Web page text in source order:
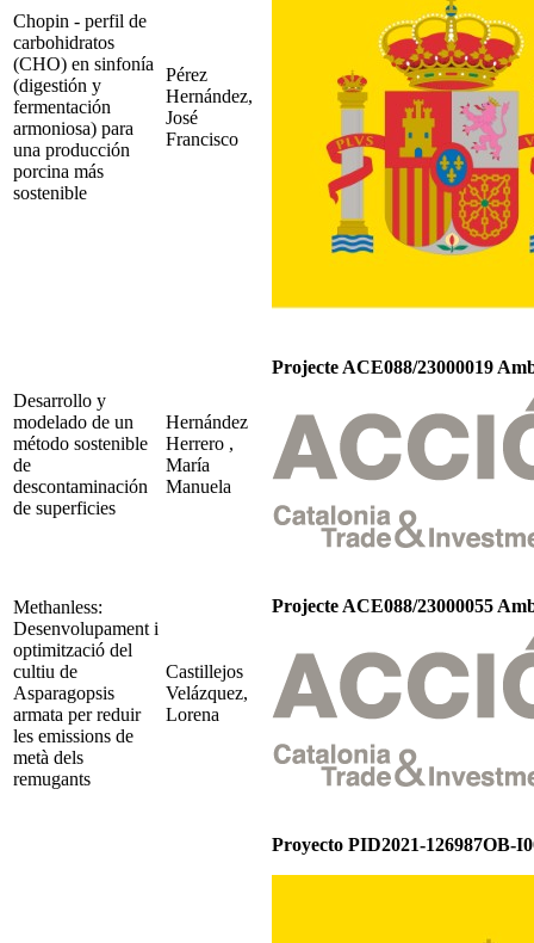
Chopin - perfil de
carbohidratos
(CHO) en sinfonía
(digestión y
fermentación
armoniosa) para
una producción
porcina más
sostenible
Pérez
Hernández,
José
Francisco
Desarrollo y
modelado de un
método sostenible
de
descontaminación
de superficies
Hernández
Herrero ,
María
Manuela
Projecte ACE088/23000019
Methanless:
Desenvolupament i
optimització del
cultiu de
Asparagopsis
armata per reduir
les emissions de
metà dels
remugants
Castillejos
Velázquez,
Lorena
Projecte ACE088/23000055
Proyecto PID2021-126987OB-